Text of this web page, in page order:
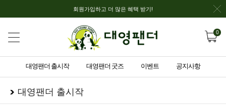
회원가입하고 더 많은 혜택 받기!
0
대영팬더 출시작 대영팬더 굿즈 이벤트 공지사항
대영팬더 출시작